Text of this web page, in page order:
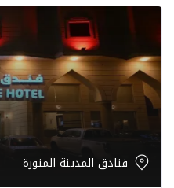
فنادق المدينة المنورة